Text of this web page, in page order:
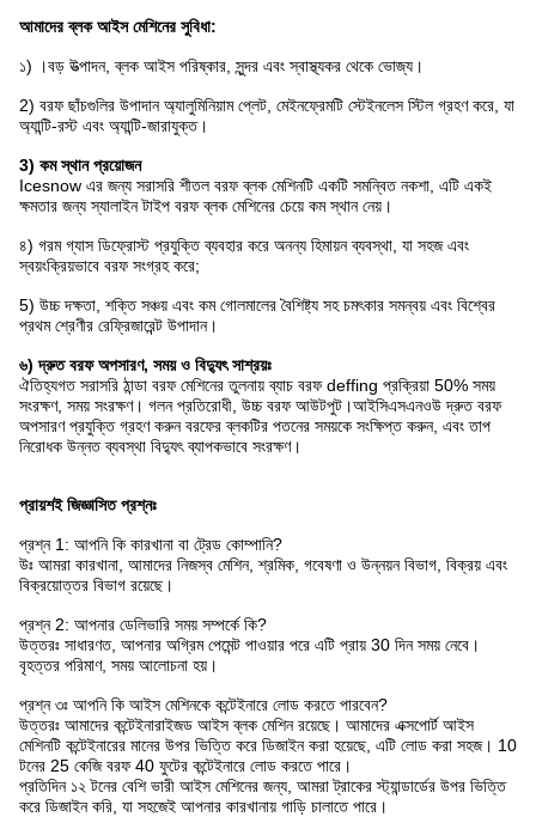
আমাদের ব্লক আইস মেশিনের সুবিধা:
১) ।বড় উত্পাদন, ব্লক আইস পরিষ্কার, সুন্দর এবং স্বাস্থ্যকর থেকে ভোজ্য।
2) বরফ ছাঁচগুলির উপাদান অ্যালুমিনিয়াম প্লেট, মেইনফ্রেমটি স্টেইনলেস স্টিল গ্রহণ করে, যা
অ্যান্টি-রস্ট এবং অ্যান্টি-জারাযুক্ত।
3) কম স্থান প্রয়োজন
Icesnow এর জন্য সরাসরি শীতল বরফ ব্লক মেশিনটি একটি সমন্বিত নকশা, এটি একই
ক্ষমতার জন্য স্যালাইন টাইপ বরফ ব্লক মেশিনের চেয়ে কম স্থান নেয়।
৪) গরম গ্যাস ডিফ্রোস্ট প্রযুক্তি ব্যবহার করে অনন্য হিমায়ন ব্যবস্থা, যা সহজ এবং
স্বয়ংক্রিয়ভাবে বরফ সংগ্রহ করে;
5) উচ্চ দক্ষতা, শক্তি সঞ্চয় এবং কম গোলমালের বৈশিষ্ট্য সহ চমৎকার সমন্বয় এবং বিশ্বের
প্রথম শ্রেণীর রেফ্রিজারেন্ট উপাদান।
৬) দ্রুত বরফ অপসারণ, সময় ও বিদ্যুৎ সাশ্রয়ঃ
ঐতিহ্যগত সরাসরি ঠান্ডা বরফ মেশিনের তুলনায় ব্যাচ বরফ deffing প্রক্রিয়া 50% সময়
সংরক্ষণ, সময় সংরক্ষণ। গলন প্রতিরোধী, উচ্চ বরফ আউটপুট।আইসিএসএনওউ দ্রুত বরফ
অপসারণ প্রযুক্তি গ্রহণ করুন বরফের ব্লকটির পতনের সময়কে সংক্ষিপ্ত করুন, এবং তাপ
নিরোধক উন্নত ব্যবস্থা বিদ্যুৎ ব্যাপকভাবে সংরক্ষণ।
প্রায়শই জিজ্ঞাসিত প্রশ্নঃ
প্রশ্ন 1: আপনি কি কারখানা বা ট্রেড কোম্পানি?
উঃ আমরা কারখানা, আমাদের নিজস্ব মেশিন, শ্রমিক, গবেষণা ও উন্নয়ন বিভাগ, বিক্রয় এবং
বিক্রয়োত্তর বিভাগ রয়েছে।
প্রশ্ন 2: আপনার ডেলিভারি সময় সম্পর্কে কি?
উত্তরঃ সাধারণত, আপনার অগ্রিম পেমেন্ট পাওয়ার পরে এটি প্রায় 30 দিন সময় নেবে।
বৃহত্তর পরিমাণ, সময় আলোচনা হয়।
প্রশ্ন ৩ঃ আপনি কি আইস মেশিনকে কন্টেইনারে লোড করতে পারবেন?
উত্তরঃ আমাদের কন্টেইনারাইজড আইস ব্লক মেশিন রয়েছে। আমাদের এক্সপোর্ট আইস
মেশিনটি কন্টেইনারের মানের উপর ভিত্তি করে ডিজাইন করা হয়েছে, এটি লোড করা সহজ। 10
টনের 25 কেজি বরফ 40 ফুটের কন্টেইনারে লোড করতে পারে।
প্রতিদিন ১২ টনের বেশি ভারী আইস মেশিনের জন্য, আমরা ট্রাকের স্ট্যান্ডার্ডের উপর ভিত্তি
করে ডিজাইন করি, যা সহজেই আপনার কারখানায় গাড়ি চালাতে পারে।